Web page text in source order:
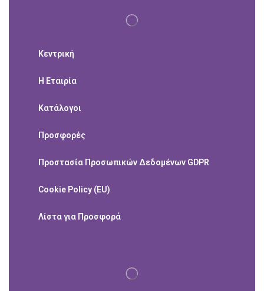
Κεντρική
Η Εταιρία
Κατάλογοι
Προσφορές
Προστασία Προσωπικών Δεδομένων GDPR
Cookie Policy (EU)
Λίστα για Προσφορά